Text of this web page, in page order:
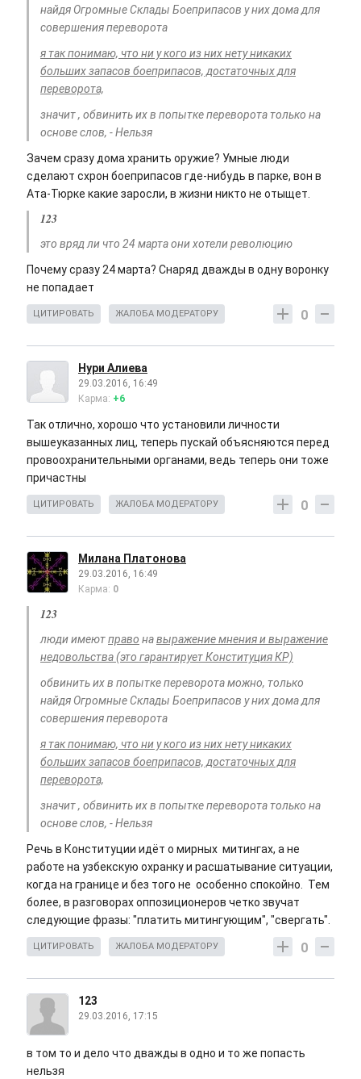
найдя Огромные Склады Боеприпасов у них дома для
совершения переворота
я так понимаю, что ни у кого из них нету никаких
больших запасов боеприпасов, достаточных для
переворота,
значит , обвинить их в попытке переворота только на
основе слов, - Нельзя
Зачем сразу дома хранить оружие? Умные люди
сделают схрон боеприпасов где-нибудь в парке, вон в
Ата-Тюрке какие заросли, в жизни никто не отыщет.
123
это вряд ли что 24 марта они хотели революцию
Почему сразу 24 марта? Снаряд дважды в одну воронку
не попадает
0
ЦИТИРОВАТЬ ЖАЛОБА МОДЕРАТОРУ
Нури Алиева
29.03.2016, 16:49
Карма: +6
Так отлично, хорошо что установили личности
вышеуказанных лиц, теперь пускай объясняются перед
провоохранительными органами, ведь теперь они тоже
причастны
0
ЦИТИРОВАТЬ ЖАЛОБА МОДЕРАТОРУ
Милана Платонова
29.03.2016, 16:49
Карма: 0
123
люди имеютправо навыражение мнения и выражение
недовольства (это гарантирует Конституция КР)
обвинить их в попытке переворота можно, только
найдя Огромные Склады Боеприпасов у них дома для
совершения переворота
я так понимаю, что ни у кого из них нету никаких
больших запасов боеприпасов, достаточных для
переворота,
значит , обвинить их в попытке переворота только на
основе слов, - Нельзя
Речь в Конституции идёт о мирных митингах, а не
работе на узбекскую охранку и расшатывание ситуации,
когда на границе и без того не особенно спокойно. Тем
более, в разговорах оппозиционеров четко звучат
следующие фразы: "платить митингующим", "свергать".
0
ЦИТИРОВАТЬ ЖАЛОБА МОДЕРАТОРУ
123
29.03.2016, 17:15
в том то и дело что дважды в одно и то же попасть
нельзя